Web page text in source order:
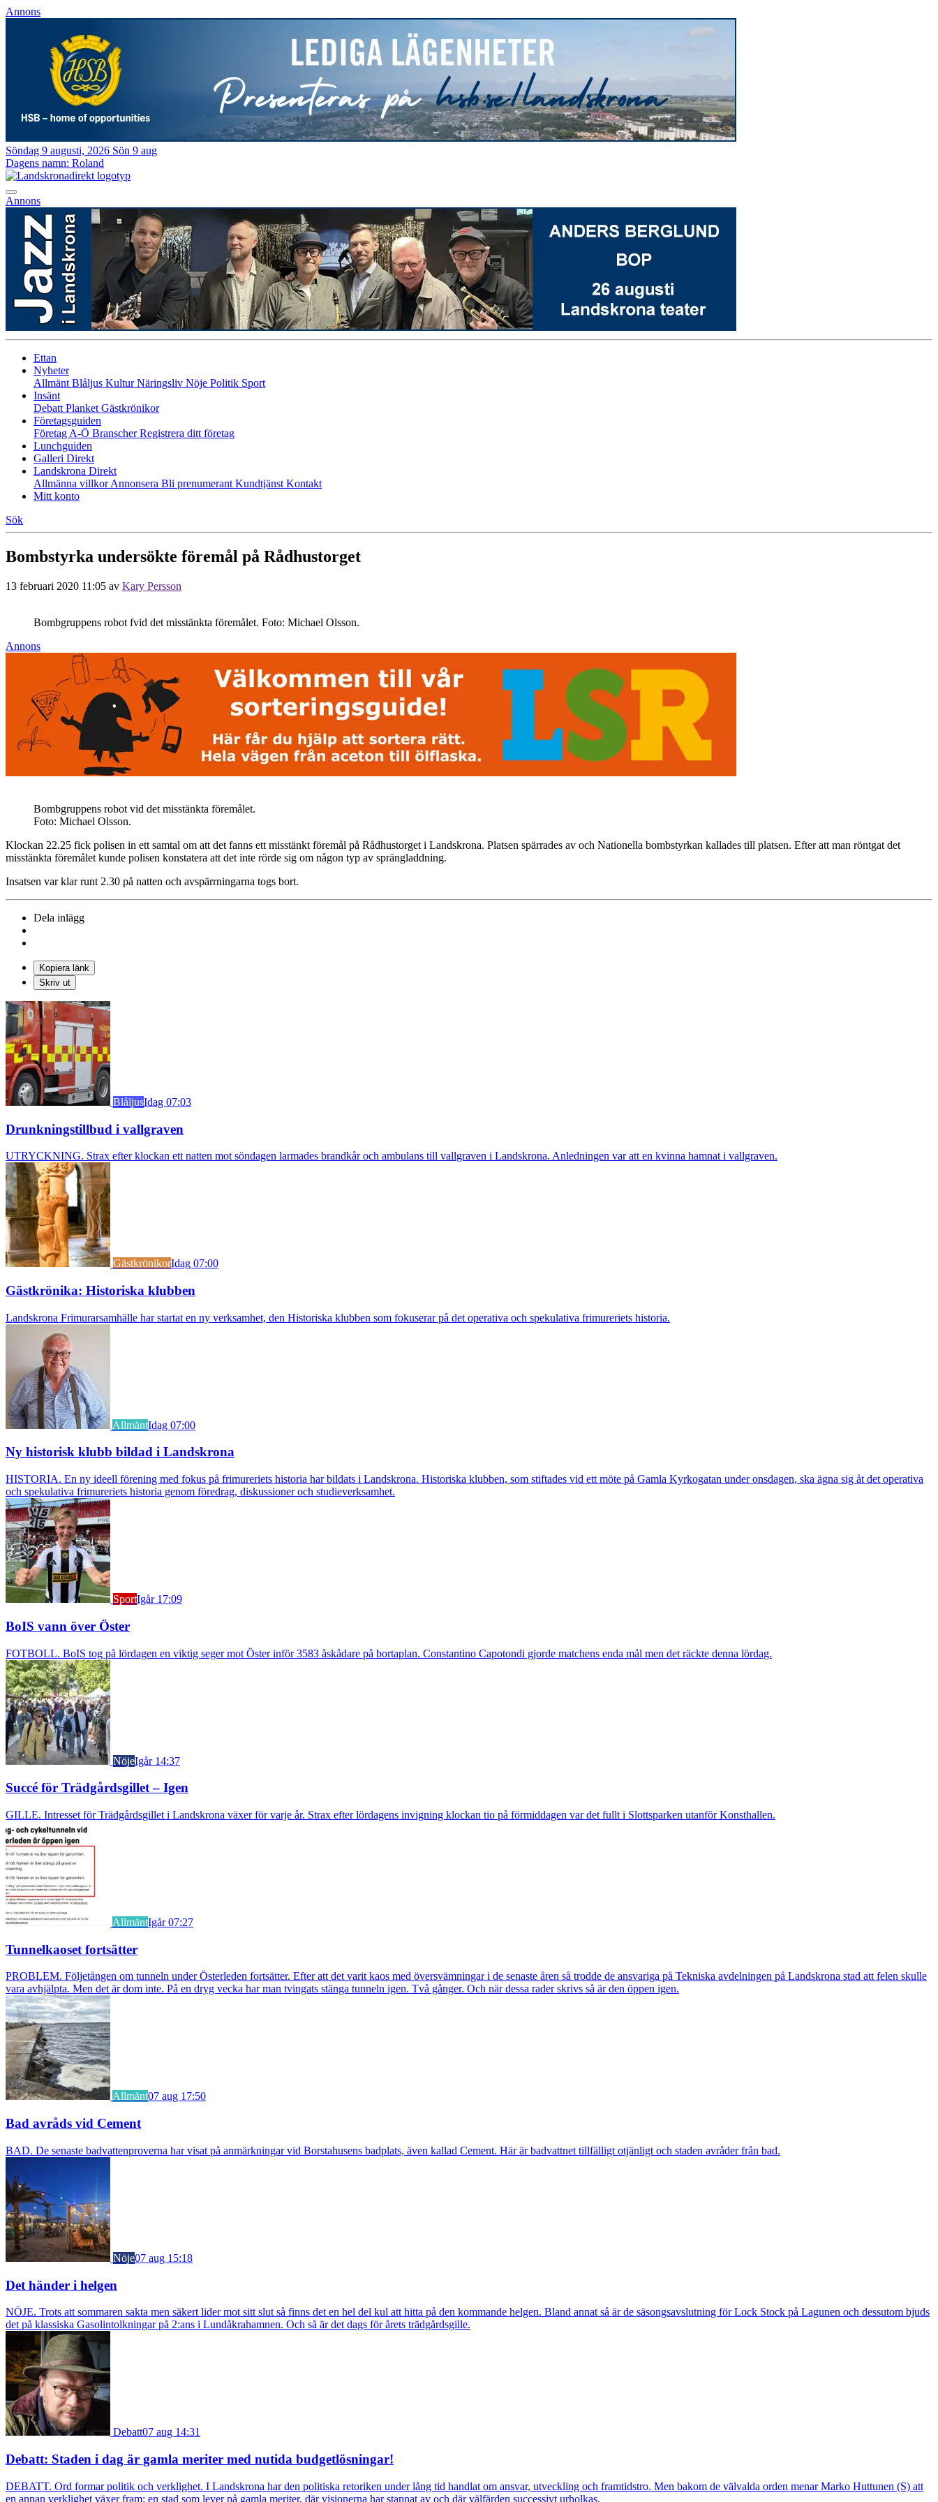
Annons
Söndag 9 augusti, 2026 Sön 9 aug
Dagens namn: Roland
Annons
Ettan
Nyheter
Allmänt Blåljus KulturNäringsliv Nöje Politik Sport
Insänt
Debatt Planket Gästkrönikor
Företagsguiden
Företag A-Ö BranscherRegistrera ditt företag
Lunchguiden
Galleri Direkt
Landskrona Direkt
Allmänna villkorAnnonsera Bli prenumerant Kundtjänst Kontakt
Mitt konto
Sök
Bombstyrka undersökte föremål på Rådhustorget
13 februari 2020 11:05 av Kary Persson
Bombgruppens robot fvid det misstänkta föremålet. Foto: Michael Olsson.
Annons
Bombgruppens robot vid det misstänkta föremålet.
Foto: Michael Olsson.
Klockan 22.25 fick polisen in ett samtal om att det fanns ett misstänkt föremål på Rådhustorget i Landskrona. Platsen spärrades av och Nationella bombstyrkan kallades till platsen. Efter att man röntgat det
misstänkta föremålet kunde polisen konstatera att det inte rörde sig om någon typ av sprängladdning.
Insatsen var klar runt 2.30 på natten och avspärrningarna togs bort.
Dela inlägg
Kopiera länk
Skriv ut
BlåljusIdag 07:03
Drunkningstillbud i vallgraven
UTRYCKNING. Strax efter klockan ett natten mot söndagen larmades brandkår och ambulans till vallgraven i Landskrona. Anledningen var att en kvinna hamnat i vallgraven.
GästkrönikorIdag 07:00
Gästkrönika: Historiska klubben
Landskrona Frimurarsamhälle har startat en ny verksamhet, den Historiska klubben som fokuserar på det operativa och spekulativa frimureriets historia.
AllmäntIdag 07:00
Ny historisk klubb bildad i Landskrona
HISTORIA. En ny ideell förening med fokus på frimureriets historia har bildats i Landskrona. Historiska klubben, som stiftades vid ett möte på Gamla Kyrkogatan under onsdagen, ska ägna sig åt det operativa
och spekulativa frimureriets historia genom föredrag, diskussioner och studieverksamhet.
SportIgår 17:09
BoIS vann över Öster
FOTBOLL. BoIS tog på lördagen en viktig seger mot Öster inför 3583 åskådare på bortaplan. Constantino Capotondi gjorde matchens enda mål men det räckte denna lördag.
NöjeIgår 14:37
Succé för Trädgårdsgillet – Igen
GILLE. Intresset för Trädgårdsgillet i Landskrona växer för varje år. Strax efter lördagens invigning klockan tio på förmiddagen var det fullt i Slottsparken utanför Konsthallen.
AllmäntIgår 07:27
Tunnelkaoset fortsätter
PROBLEM. Följetången om tunneln under Österleden fortsätter. Efter att det varit kaos med översvämningar i de senaste åren så trodde de ansvariga på Tekniska avdelningen på Landskrona stad att felen skulle
vara avhjälpta. Men det är dom inte. På en dryg vecka har man tvingats stänga tunneln igen. Två gånger. Och när dessa rader skrivs så är den öppen igen.
Allmänt07 aug 17:50
Bad avråds vid Cement
BAD. De senaste badvattenproverna har visat på anmärkningar vid Borstahusens badplats, även kallad Cement. Här är badvattnet tillfälligt otjänligt och staden avråder från bad.
Nöje07 aug 15:18
Det händer i helgen
NÖJE. Trots att sommaren sakta men säkert lider mot sitt slut så finns det en hel del kul att hitta på den kommande helgen. Bland annat så är de säsongsavslutning för Lock Stock på Lagunen och dessutom bjuds
det på klassiska Gasolintolkningar på 2:ans i Lundåkrahamnen. Och så är det dags för årets trädgårdsgille.
Debatt07 aug 14:31
Debatt: Staden i dag är gamla meriter med nutida budgetlösningar!
DEBATT. Ord formar politik och verklighet. I Landskrona har den politiska retoriken under lång tid handlat om ansvar, utveckling och framtidstro. Men bakom de välvalda orden menar Marko Huttunen (S) att
en annan verklighet växer fram: en stad som lever på gamla meriter, där visionerna har stannat av och där välfärden successivt urholkas.